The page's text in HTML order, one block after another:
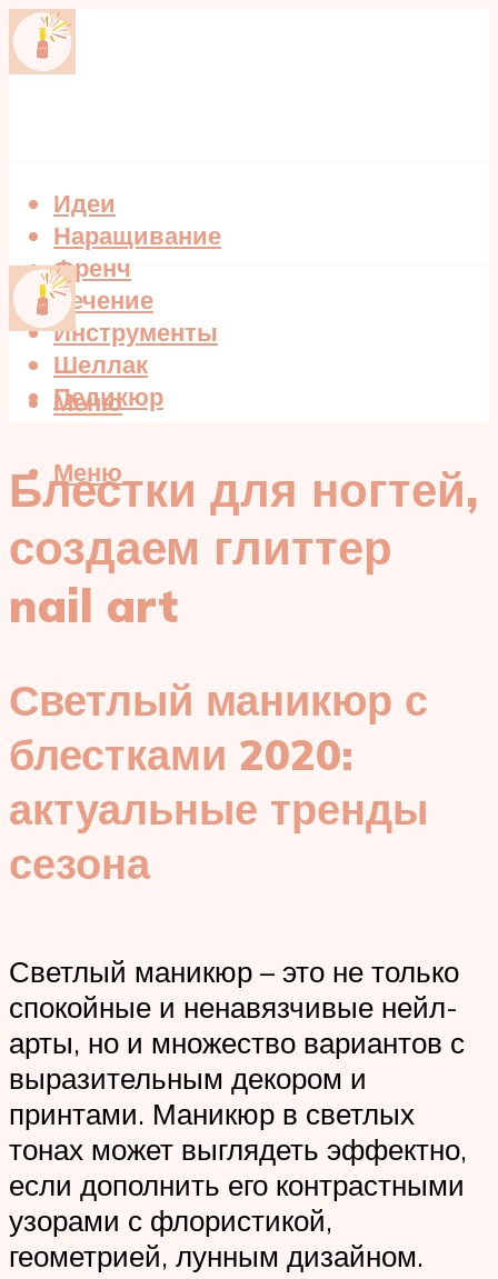
Идеи
Наращивание
Френч
Лечение
Инструменты
Шеллак
Педикюр
Меню
Меню
Блестки для ногтей,
создаем глиттер
nail art
Светлый маникюр с
блестками 2020:
актуальные тренды
сезона
Светлый маникюр – это не только
спокойные и ненавязчивые нейл-
арты, но и множество вариантов с
выразительным декором и
принтами. Маникюр в светлых
тонах может выглядеть эффектно,
если дополнить его контрастными
узорами с флористикой,
геометрией, лунным дизайном.